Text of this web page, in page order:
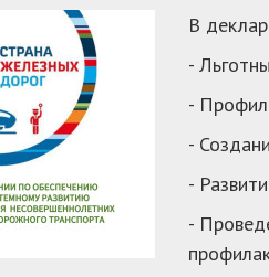
В
-
-
-
-
-